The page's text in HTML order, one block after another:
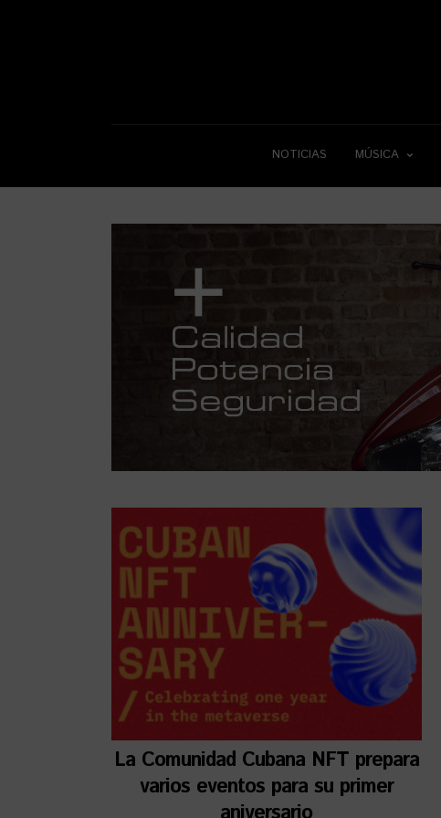
NOTICIAS MÚSICA
La Comunidad Cubana NFT prepara
varios eventos para su primer